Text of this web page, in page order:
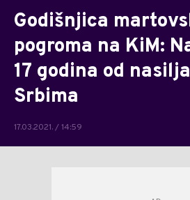
Godišnjica
pogroma na KiM:
17 godina od
Srbima
17.03.2021. / 14:59